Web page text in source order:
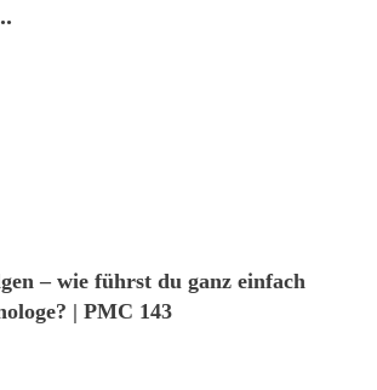
– wie führst du ganz einfach
| PMC 143